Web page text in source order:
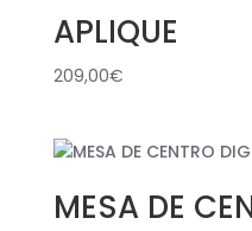
APLIQUE
209,00€
MESA DE